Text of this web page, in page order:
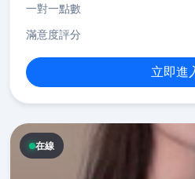
一對一點數
滿意度評分
立即進
在線